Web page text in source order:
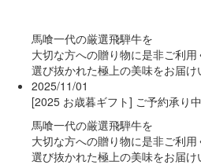
馬喰一代の厳選飛騨牛を
大切な方への贈り物に是非ご利用
選び抜かれた極上の美味をお届け
2025/11/01
[2025 お歳暮ギフト] ご予約承り
馬喰一代の厳選飛騨牛を
大切な方への贈り物に是非ご利用
選び抜かれた極上の美味をお届け